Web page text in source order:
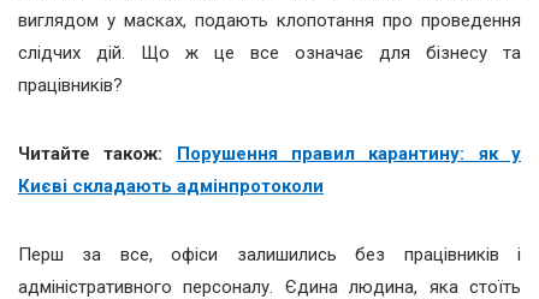
виглядом у масках, подають клопотання про проведення
слідчих дій. Що ж це все означає для бізнесу та
працівників?
Читайте також: Порушення правил карантину: як у
Києві складають адмінпротоколи
Перш за все, офіси залишились без працівників і
адміністративного персоналу. Єдина людина, яка стоїть